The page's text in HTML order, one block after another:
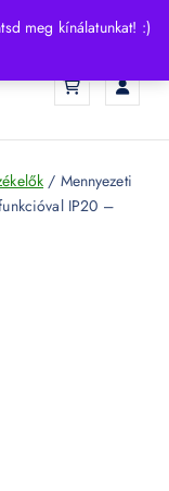
meg kínálatunkat! :)
/ Mennyezeti
IP20 –